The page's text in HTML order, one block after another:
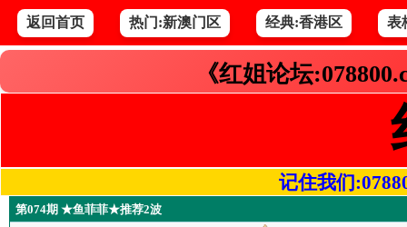
返回首页 热门:新澳门区 经典:香港区 表
《红姐论坛
记住我们
第074期 ★鱼菲菲★推荐2波